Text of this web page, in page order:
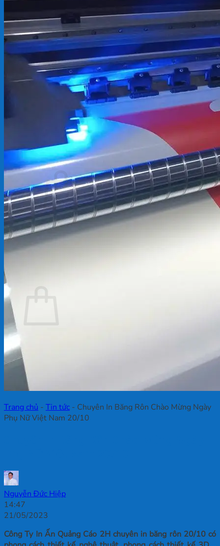
In Tem Nhãn
In Decal
Tin tức
Tin Tức In Kỹ Thuật Số
Tin Tức In UV
Tin tức công ty
Tuyển dụng
Câu hỏi thường gặp
kiếm:
Giỏ hàng /0₫
Chưa có sản phẩm trong giỏ hàng.
Quay trở lại cửa hàng
Quay trở lại cửa hàng
Trang chủ - Tin tức - Chuyên In Băng Rôn Chào Mừng Ngày
Phụ Nữ Việt Nam 20/10
Nguyễn Đức Hiệp
14:47
21/05/2023
Công Ty In Ấn Quảng Cáo 2H chuyên in băng rôn 20/10 có